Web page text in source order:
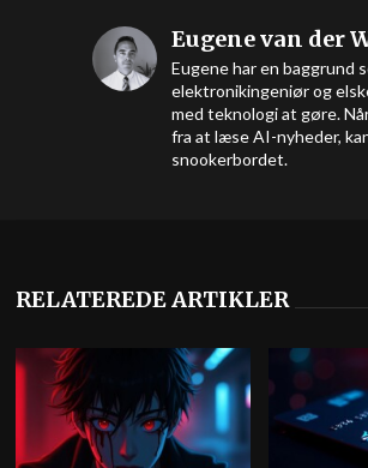
Eugene van der
Eugene har en baggrund
elektronikingeniør og
med teknologi at gøre.
fra at læse AI-nyheder,
snookerbordet.
RELATEREDE ARTIKLER